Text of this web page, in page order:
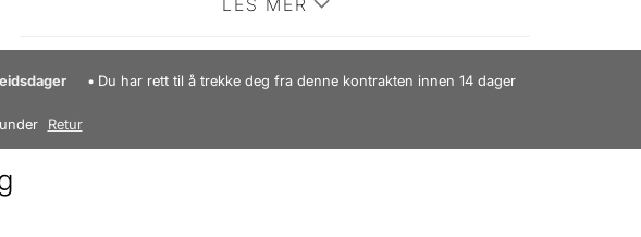
Mineralist Lip Gloss Balm er nok en genistrek fra deres side.
bare å finne din eller dine favoritter Fordel:
- Lipgloss og pleie -
fuktige lepper - Lys farge og mye glans - Finnes i mange flotte
Du har rett til å trekke deg fra denne kontrakten innen 14 dager
Retur